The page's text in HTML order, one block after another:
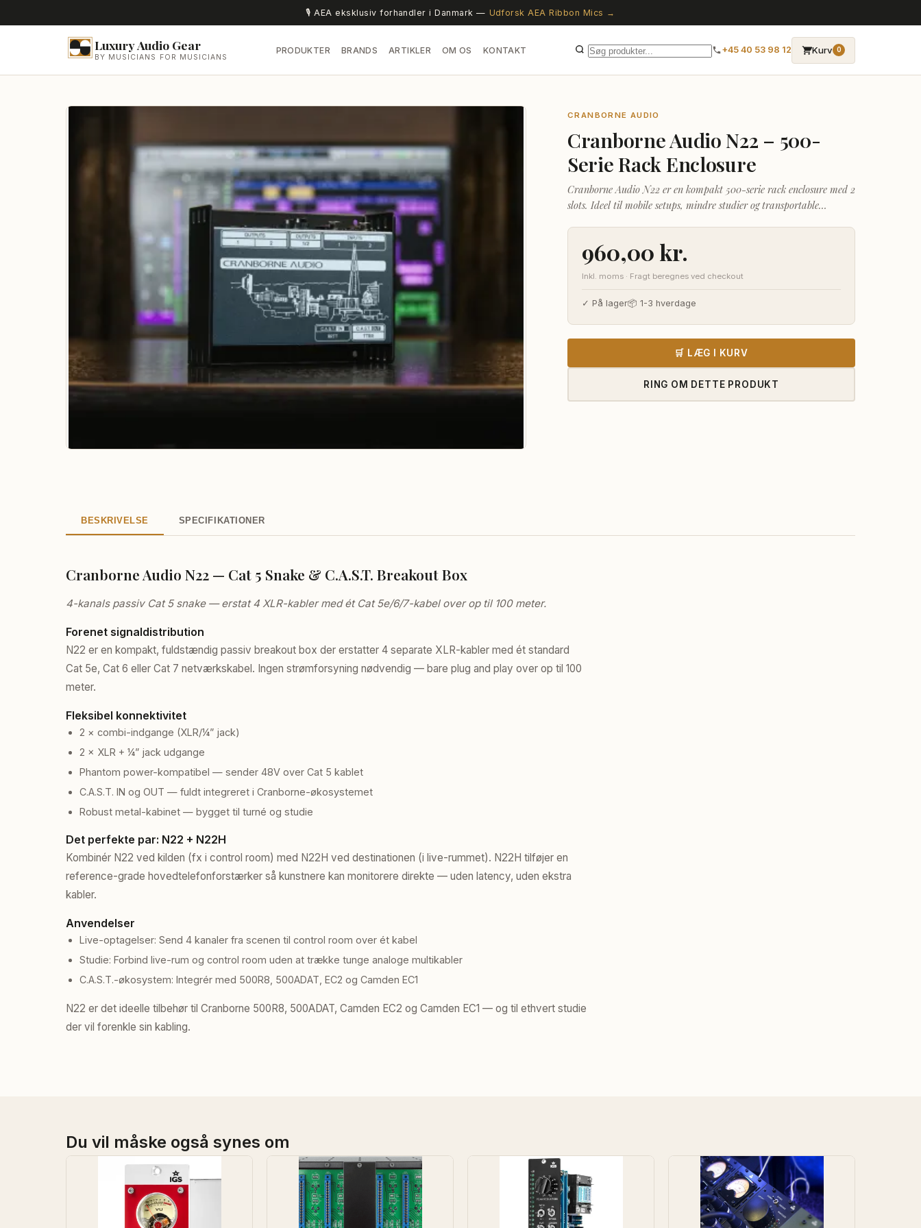
🎙️ AEA eksklusiv forhandler i Danmark — Udforsk AEA Ribbon Mics →
Luxury Audio Gear
BY MUSICIANS FOR MUSICIANS
PRODUKTER BRANDS ARTIKLER OM OS KONTAKT +45 40 53 98 12 Kurv 0
CRANBORNE AUDIO
Cranborne Audio N22 – 500-
Serie Rack Enclosure
Cranborne Audio N22 er en kompakt 500-serie rack enclosure med 2
slots. Ideel til mobile setups, mindre studier og transportable
960,00 kr.
Inkl. moms · Fragt beregnes ved checkout
✓ På lager📦 1-3 hverdage
🛒 LÆG I KURV
RING OM DETTE PRODUKT
BESKRIVELSE SPECIFIKATIONER
Cranborne Audio N22 — Cat 5 Snake & C.A.S.T. Breakout Box
4-kanals passiv Cat 5 snake — erstat 4 XLR-kabler med ét Cat 5e/6/7-kabel over op til 100 meter.
Forenet signaldistribution
N22 er en kompakt, fuldstændig passiv breakout box der erstatter 4 separate XLR-kabler med ét standard
Cat 5e, Cat 6 eller Cat 7 netværkskabel. Ingen strømforsyning nødvendig — bare plug and play over op til 100
meter.
Fleksibel konnektivitet
2 × combi-indgange (XLR/¼” jack)
2 × XLR + ¼” jack udgange
Phantom power-kompatibel — sender 48V over Cat 5 kablet
C.A.S.T. IN og OUT — fuldt integreret i Cranborne-økosystemet
Robust metal-kabinet — bygget til turné og studie
Det perfekte par: N22 + N22H
Kombinér N22 ved kilden (fx i control room) med N22H ved destinationen (i live-rummet). N22H tilføjer en
reference-grade hovedtelefonforstærker så kunstnere kan monitorere direkte — uden latency, uden ekstra
kabler.
Anvendelser
Live-optagelser: Send 4 kanaler fra scenen til control room over ét kabel
Studie: Forbind live-rum og control room uden at trække tunge analoge multikabler
C.A.S.T.-økosystem: Integrér med 500R8, 500ADAT, EC2 og Camden EC1
N22 er det ideelle tilbehør til Cranborne 500R8, 500ADAT, Camden EC2 og Camden EC1 — og til ethvert studie
der vil forenkle sin kabling.
Du vil måske også synes om